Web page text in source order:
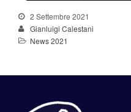
2 Settembre 2021
Gianluigi Calestani
News 2021